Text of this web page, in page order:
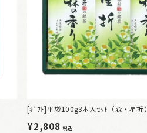
[ｷﾞﾌﾄ]平袋100g3本入ｾｯﾄ（森・星折）
¥2,808税込